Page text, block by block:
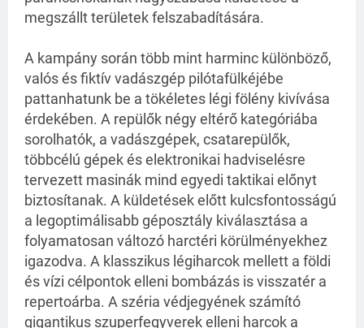
megszállt területek felszabadítására.
A kampány során több mint harminc különböző,
valós és fiktív vadászgép pilótafülkéjébe
pattanhatunk be a tökéletes légi fölény kivívása
érdekében. A repülők négy eltérő kategóriába
sorolhatók, a vadászgépek, csatarepülők,
többcélú gépek és elektronikai hadviselésre
tervezett masinák mind egyedi taktikai előnyt
biztosítanak. A küldetések előtt kulcsfontosságú
a legoptimálisabb géposztály kiválasztása a
folyamatosan változó harctéri körülményekhez
igazodva. A klasszikus légiharcok mellett a földi
és vízi célpontok elleni bombázás is visszatér a
repertoárba. A széria védjegyének számító
gigantikus szuperfegyverek elleni harcok a